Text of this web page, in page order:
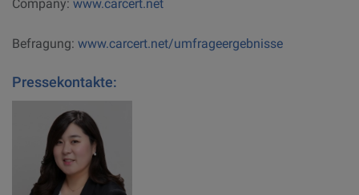
Company: www.carcert.net
Befragung: www.carcert.net/umfrageergebnisse
Pressekontakte: